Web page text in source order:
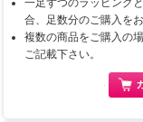
一足ずつのラッピング
合、足数分のご購入を
複数の商品をご購入の
ご記載下さい。